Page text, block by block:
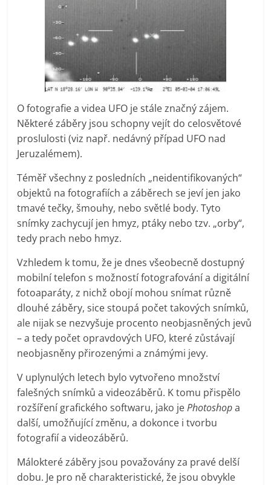
O fotografie a videa UFO je stále značný zájem.
Některé záběry jsou schopny vejít do celosvětové
proslulosti (viz např. nedávný případ UFO nad
Jeruzalémem).
Téměř všechny z posledních „neidentifikovaných“
objektů na fotografiích a záběrech se jeví jen jako
tmavé tečky, šmouhy, nebo světlé body. Tyto
snímky zachycují jen hmyz, ptáky nebo tzv. „orby“,
tedy prach nebo hmyz.
Vzhledem k tomu, že je dnes všeobecně dostupný
mobilní telefon s možností fotografování a digitální
fotoaparáty, z nichž obojí mohou snímat různě
dlouhé záběry, sice stoupá počet takových snímků,
ale nijak se nezvyšuje procento neobjasněných jevů
– a tedy počet opravdových UFO, které zůstávají
neobjasněny přirozenými a známými jevy.
V uplynulých letech bylo vytvořeno množství
falešných snímků a videozáběrů. K tomu přispělo
rozšíření grafického softwaru, jako jePhotoshopa
další, umožňující změnu, a dokonce i tvorbu
fotografií a videozáběrů.
Málokteré záběry jsou považovány za pravé delší
dobu. Je pro ně charakteristické, že jsou obvykle